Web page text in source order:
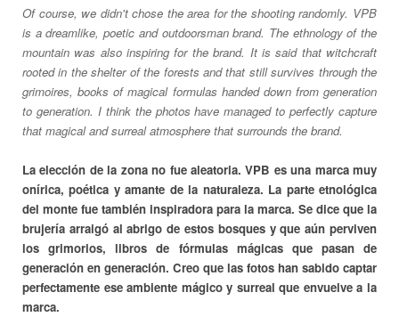
Of course, we didn't chose the area for the shooting randomly. VPB
is a dreamlike, poetic and outdoorsman brand. The ethnology of the
mountain was also inspiring for the brand. It is said that witchcraft
rooted in the shelter of the forests and that still survives through the
grimoires, books of magical formulas handed down from generation
to generation. I think the photos have managed to perfectly capture
that magical and surreal atmosphere that surrounds the brand.
La elección de la zona no fue aleatoria. VPB es una marca muy
onírica, poética y amante de la naturaleza. La parte etnológica
del monte fue también inspiradora para la marca. Se dice que la
brujería arraigó al abrigo de estos bosques y que aún perviven
los grimorios, libros de fórmulas mágicas que pasan de
generación en generación. Creo que las fotos han sabido captar
perfectamente ese ambiente mágico y surreal que envuelve a la
marca.